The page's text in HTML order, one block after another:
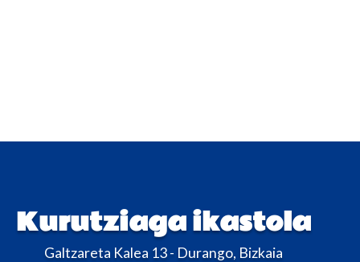
Kurutziaga ikastola
Galtzareta Kalea 13 - Durango, Bizkaia